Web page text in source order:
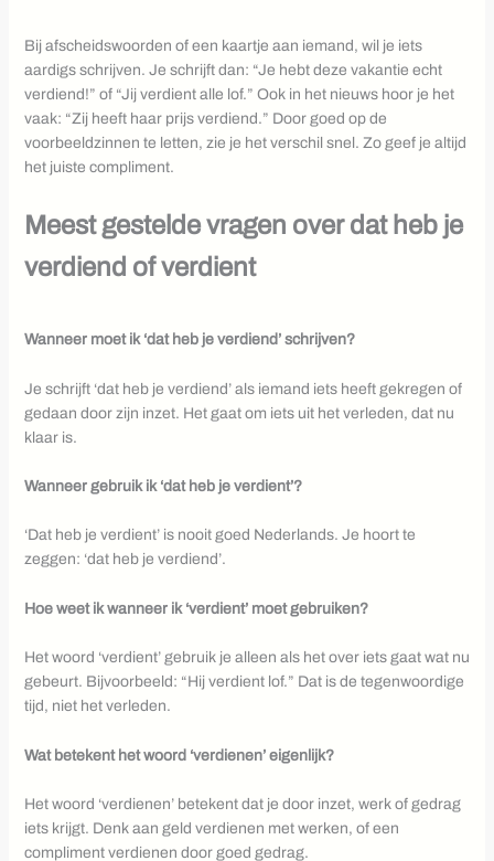
Bij afscheidswoorden of een kaartje aan iemand, wil je iets
aardigs schrijven. Je schrijft dan: “Je hebt deze vakantie echt
verdiend!” of “Jij verdient alle lof.” Ook in het nieuws hoor je het
vaak: “Zij heeft haar prijs verdiend.” Door goed op de
voorbeeldzinnen te letten, zie je het verschil snel. Zo geef je altijd
het juiste compliment.
Meest gestelde vragen over dat heb je
verdiend of verdient
Wanneer moet ik ‘dat heb je verdiend’ schrijven?
Je schrijft ‘dat heb je verdiend’ als iemand iets heeft gekregen of
gedaan door zijn inzet. Het gaat om iets uit het verleden, dat nu
klaar is.
Wanneer gebruik ik ‘dat heb je verdient’?
‘Dat heb je verdient’ is nooit goed Nederlands. Je hoort te
zeggen: ‘dat heb je verdiend’.
Hoe weet ik wanneer ik ‘verdient’ moet gebruiken?
Het woord ‘verdient’ gebruik je alleen als het over iets gaat wat nu
gebeurt. Bijvoorbeeld: “Hij verdient lof.” Dat is de tegenwoordige
tijd, niet het verleden.
Wat betekent het woord ‘verdienen’ eigenlijk?
Het woord ‘verdienen’ betekent dat je door inzet, werk of gedrag
iets krijgt. Denk aan geld verdienen met werken, of een
compliment verdienen door goed gedrag.